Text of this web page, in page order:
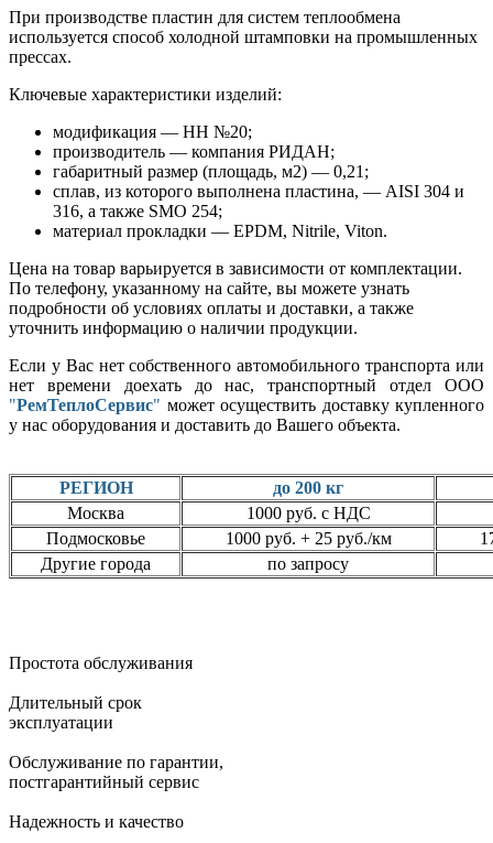
При производстве пластин для систем теплообмена
используется способ холодной штамповки на промышленных
прессах.
Ключевые характеристики изделий:
модификация — НН №20;
производитель — компания РИДАН;
габаритный размер (площадь, м2) — 0,21;
сплав, из которого выполнена пластина, — AISI 304 и
316, а также SMO 254;
материал прокладки — EPDM, Nitrile, Viton.
Цена на товар варьируется в зависимости от комплектации.
По телефону, указанному на сайте, вы можете узнать
подробности об условиях оплаты и доставки, а также
уточнить информацию о наличии продукции.
Если у Вас нет собственного автомобильного транспорта или
нет времени доехать до нас, транспортный отдел ООО
"РемТеплоСервис" может осуществить доставку купленного
у нас оборудования и доставить до Вашего объекта.
РЕГИОН
до 200 кг
Москва
1000 руб. с НДС
Подмосковье
1000 руб. + 25 руб./км
Другие города
по запросу
Простота обслуживания
Длительный срок
эксплуатации
Обслуживание по гарантии,
постгарантийный сервис
Надежность и качество